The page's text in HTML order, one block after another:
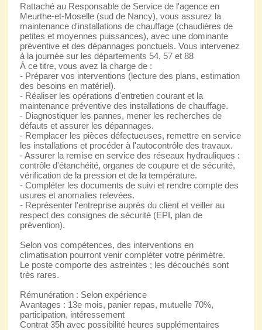
Rattaché au Responsable de Service de l'agence en
Meurthe-et-Moselle (sud de Nancy), vous assurez la
maintenance d'installations de chauffage (chaudières de
petites et moyennes puissances), avec une dominante
préventive et des dépannages ponctuels. Vous intervenez
à la journée sur les départements 54, 57 et 88
À ce titre, vous avez la charge de :
- Préparer vos interventions (lecture des plans, estimation
des besoins en matériel).
- Réaliser les opérations d'entretien courant et la
maintenance préventive des installations de chauffage.
- Diagnostiquer les pannes, mener les recherches de
défauts et assurer les dépannages.
- Remplacer les pièces défectueuses, remettre en service
les installations et procéder à l'autocontrôle des travaux.
- Assurer la remise en service des réseaux hydrauliques :
contrôle d'étanchéité, organes de coupure et de sécurité,
vérification de la pression et de la température.
- Compléter les documents de suivi et rendre compte des
usures et anomalies relevées.
- Représenter l'entreprise auprès du client et veiller au
respect des consignes de sécurité (EPI, plan de
prévention).
Selon vos compétences, des interventions en
climatisation pourront venir compléter votre périmètre.
Le poste comporte des astreintes ; les découchés sont
très rares.
Rémunération : Selon expérience
Avantages : 13e mois, panier repas, mutuelle 70%,
participation, intéressement
Contrat 35h avec possibilité heures supplémentaires